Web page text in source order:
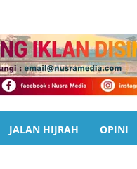
JALAN HIJRAH OPINI